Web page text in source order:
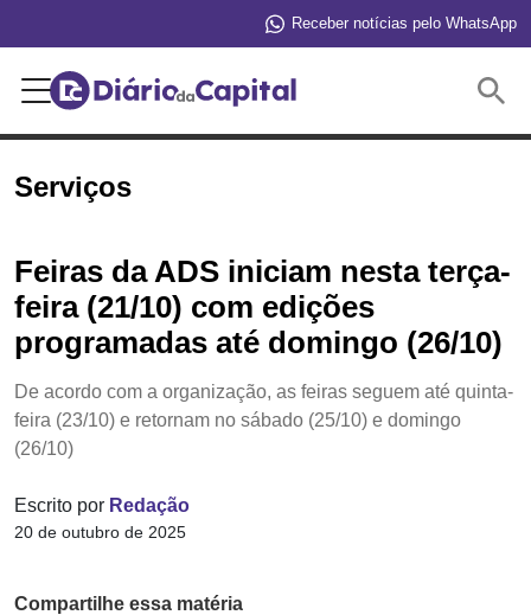
Receber notícias pelo WhatsApp
Serviços
Feiras da ADS iniciam nesta terça-
feira (21/10) com edições
programadas até domingo (26/10)
De acordo com a organização, as feiras seguem até quinta-
feira (23/10) e retornam no sábado (25/10) e domingo
(26/10)
Escrito por Redação
20 de outubro de 2025
Compartilhe essa matéria